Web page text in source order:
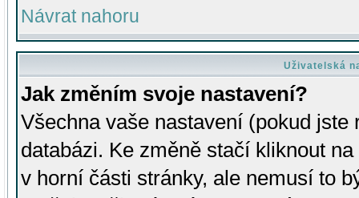
Návrat nahoru
Uživatelská
Jak změním svoje nastavení?
Všechna vaše nastavení (pokud
databázi. Ke změně stačí kliknout
v horní části stránky, ale nemusí to